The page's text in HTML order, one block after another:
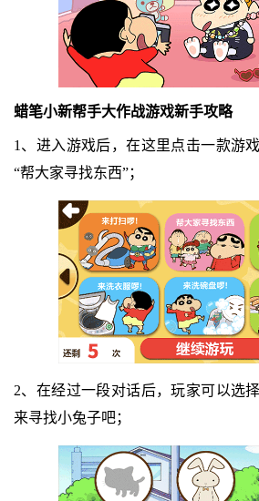
蜡笔小新帮手大作战游戏新手攻略
1、进入游戏后，在这里点击一款游
“帮大家寻找东西”；
2、在经过一段对话后，玩家可以选
来寻找小兔子吧；